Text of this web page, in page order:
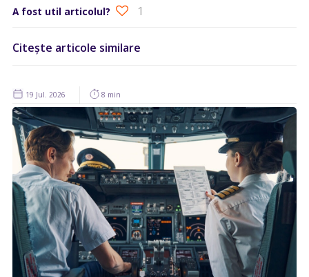
A fost util articolul? 1
Citește articole similare
19 Jul. 2026 8 min